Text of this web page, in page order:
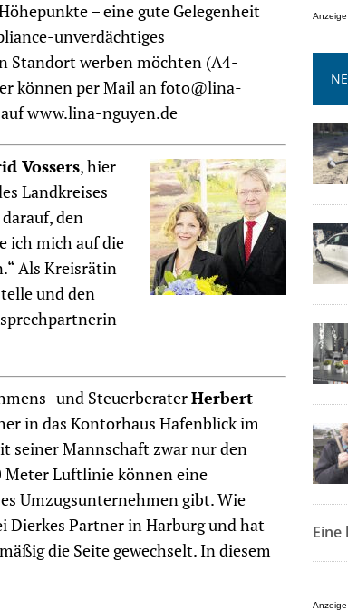
– eine gute Gelegenheit
unverdächtiges
Standort werben möchten (A4-
können per Mail an foto@lina-
www.lina-nguyen.de
Vossers, hier
Landkreises
den
ich mich auf die
Als Kreisrätin
und den
und SteuerberaterHerbert
in das Kontorhaus Hafenblick im
seiner Mannschaft zwar nur den
Meter Luftlinie können eine
Umzugsunternehmen gibt. Wie
Partner in Harburg und hat
die Seite gewechselt. In diesem
Anzeige
Anzeige